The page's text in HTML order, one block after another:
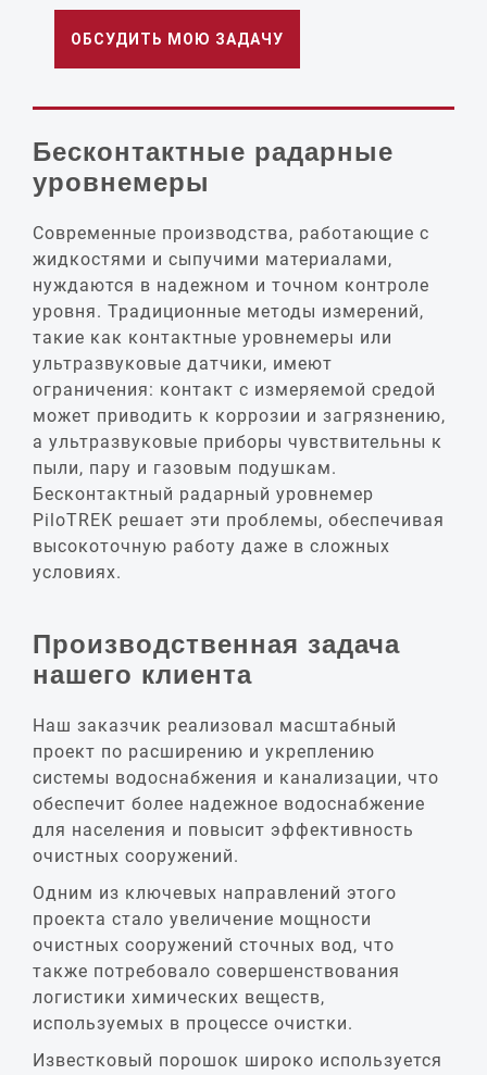
ОБСУДИТЬ МОЮ ЗАДАЧУ
Бесконтактные радарные
уровнемеры
Современные производства, работающие с
жидкостями и сыпучими материалами,
нуждаются в надежном и точном контроле
уровня. Традиционные методы измерений,
такие как контактные уровнемеры или
ультразвуковые датчики, имеют
ограничения: контакт с измеряемой средой
может приводить к коррозии и загрязнению,
а ультразвуковые приборы чувствительны к
пыли, пару и газовым подушкам.
Бесконтактный радарный уровнемер
PiloTREK решает эти проблемы, обеспечивая
высокоточную работу даже в сложных
условиях.
Производственная задача
нашего клиента
Наш заказчик реализовал масштабный
проект по расширению и укреплению
системы водоснабжения и канализации, что
обеспечит более надежное водоснабжение
для населения и повысит эффективность
очистных сооружений.
Одним из ключевых направлений этого
проекта стало увеличение мощности
очистных сооружений сточных вод, что
также потребовало совершенствования
логистики химических веществ,
используемых в процессе очистки.
Известковый порошок широко используется